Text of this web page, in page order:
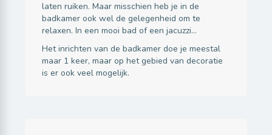
laten ruiken. Maar misschien heb je in de
badkamer ook wel de gelegenheid om te
relaxen. In een mooi bad of een jacuzzi…
Het inrichten van de badkamer doe je meestal
maar 1 keer, maar op het gebied van decoratie
is er ook veel mogelijk.